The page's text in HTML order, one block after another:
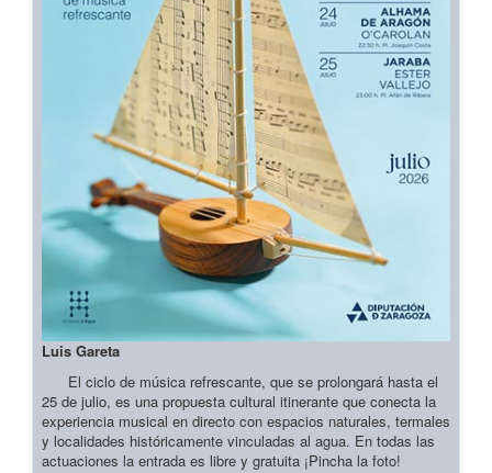
Luis Gareta
El ciclo de música refrescante, que se prolongará hasta el
25 de julio, es una propuesta cultural itinerante que conecta la
experiencia musical en directo con espacios naturales, termales
y localidades históricamente vinculadas al agua. En todas las
actuaciones la entrada es libre y gratuita ¡Pincha la foto!